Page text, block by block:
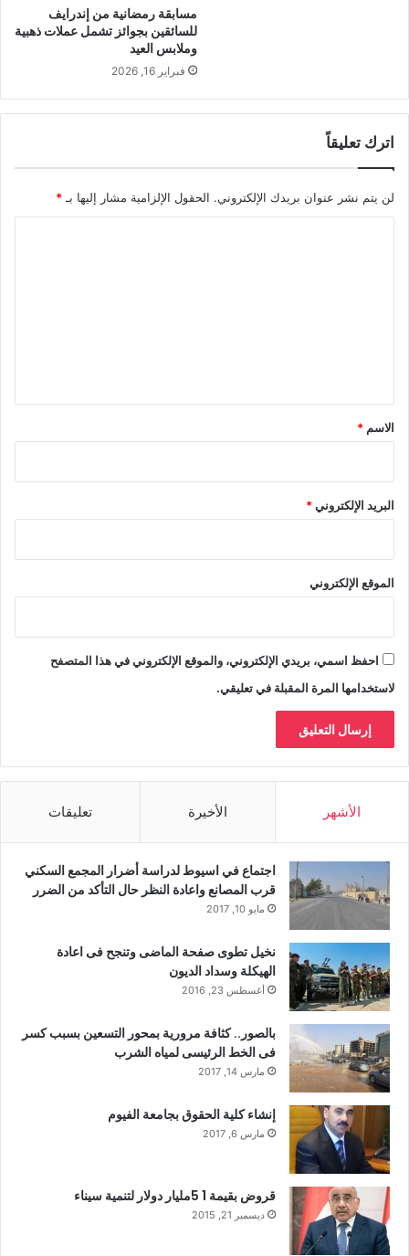
مسابقة رمضانية من إندرايف
للسائقين بجوائز تشمل عملات ذهبية
وملابس العيد
فبراير 16, 2026
اترك تعليقاً
لن يتم نشر عنوان بريدك الإلكتروني. الحقول الإلزامية مشار إليها بـ *
*
الاسم *
البريد الإلكتروني*
الموقع الإلكتروني
احفظ اسمي، بريدي الإلكتروني، والموقع الإلكتروني في هذا المتصفح
لاستخدامها المرة المقبلة في تعليقي.
الأشهر الأخيرة تعليقات
اجتماع في اسيوط لدراسة أضرار المجمع السكني
قرب المصانع واعادة النظر حال التأكد من الضرر
مايو 10, 2017
نخيل تطوى صفحة الماضى وتنجح فى اعادة
الهيكلة وسداد الديون
أغسطس 23, 2016
بالصور.. كثافة مرورية بمحور التسعين بسبب كسر
فى الخط الرئيسى لمياه الشرب
مارس 14, 2017
إنشاء كلية الحقوق بجامعة الفيوم
مارس 6, 2017
قروض بقيمة 1 5مليار دولار لتنمية سيناء
ديسمبر 21, 2015